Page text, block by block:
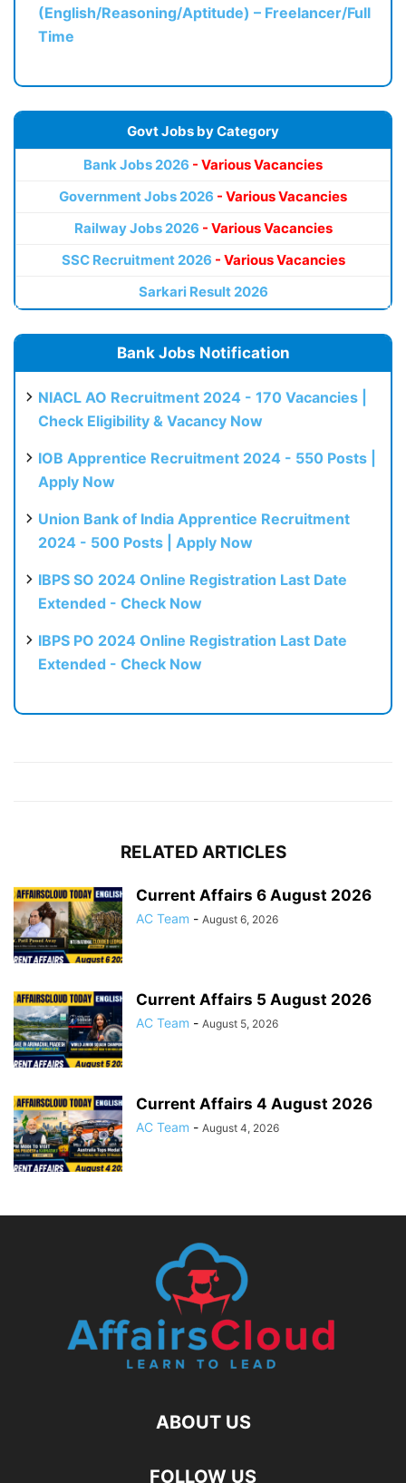
(English/Reasoning/Aptitude) – Freelancer/Full
Time
Govt Jobs by Category
Bank Jobs 2026 - Various Vacancies
Government Jobs 2026 - Various Vacancies
Railway Jobs 2026 - Various Vacancies
SSC Recruitment 2026 - Various Vacancies
Sarkari Result 2026
Bank Jobs Notification
NIACL AO Recruitment 2024 - 170 Vacancies |
Check Eligibility & Vacancy Now
IOB Apprentice Recruitment 2024 - 550 Posts |
Apply Now
Union Bank of India Apprentice Recruitment
2024 - 500 Posts | Apply Now
IBPS SO 2024 Online Registration Last Date
Extended - Check Now
IBPS PO 2024 Online Registration Last Date
Extended - Check Now
RELATED ARTICLES
Current Affairs 6 August 2026
AC Team - August 6, 2026
Current Affairs 5 August 2026
AC Team - August 5, 2026
Current Affairs 4 August 2026
AC Team - August 4, 2026
ABOUT US
FOLLOW US